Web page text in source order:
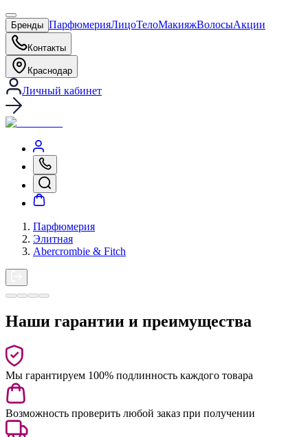
Бренды ПарфюмерияЛицоТелоМакияжВолосыАкции
Контакты
Краснодар
Личный кабинет
Парфюмерия
Элитная
Abercrombie & Fitch
Наши гарантии и преимущества
Мы гарантируем 100% подлинность каждого товара
Возможность проверить любой заказ при получении